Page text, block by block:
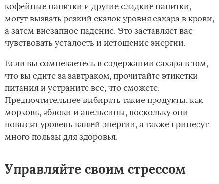
кофейные напитки и другие сладкие напитки,
могут вызвать резкий скачок уровня сахара в крови,
а затем внезапное падение. Это заставляет вас
чувствовать усталость и истощение энергии.
Если вы сомневаетесь в содержании сахара в том,
что вы едите за завтраком, прочитайте этикетки
питания и устраните все, что сможете.
Предпочтительнее выбирать такие продукты, как
морковь, яблоки и апельсины, поскольку они
повысят уровень вашей энергии, а также принесут
много пользы для здоровья.
Управляйте своим стрессом